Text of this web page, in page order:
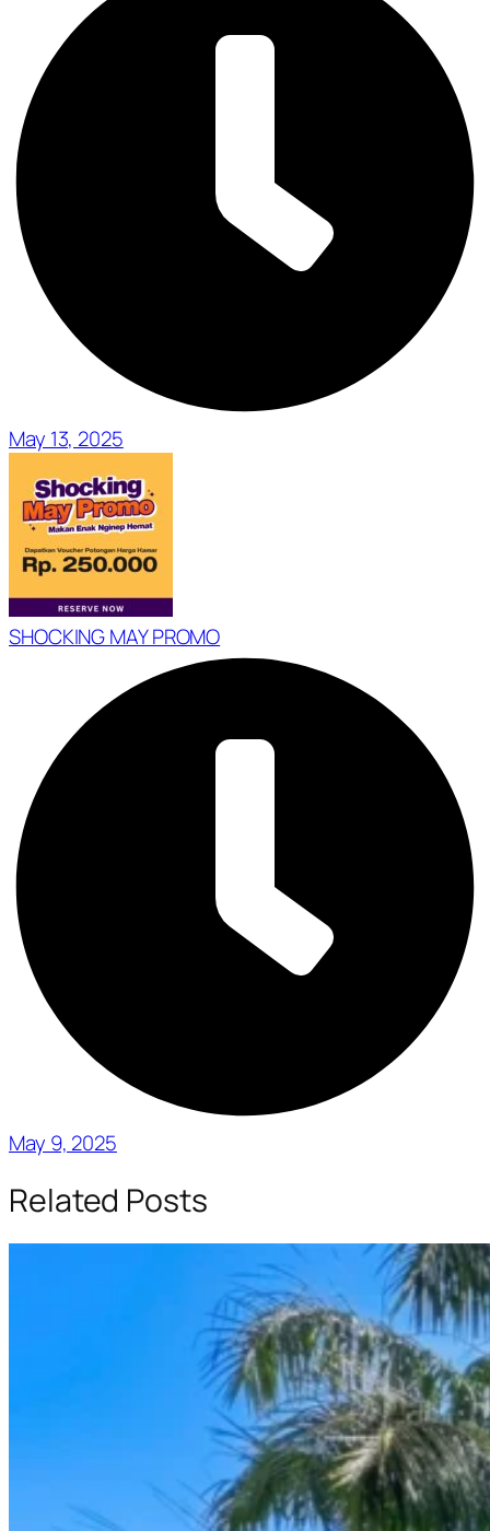
May 13, 2025
SHOCKING MAY PROMO
May 9, 2025
Related Posts